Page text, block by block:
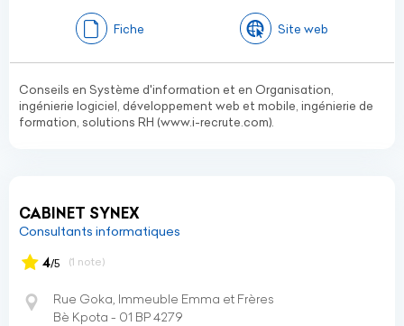
Fiche Site web
Conseils en Système d'information et en Organisation,
ingénierie logiciel, développement web et mobile, ingénierie de
formation, solutions RH (www.i-recrute.com).
CABINET SYNEX
Consultants informatiques
4/5 (1 note)
Rue Goka, Immeuble Emma et Frères
Bè Kpota - 01 BP 4279